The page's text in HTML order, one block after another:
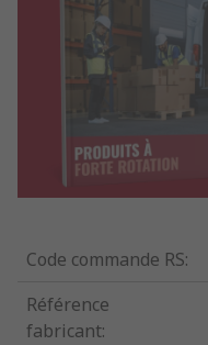
Code commande RS:
Référence
fabricant: